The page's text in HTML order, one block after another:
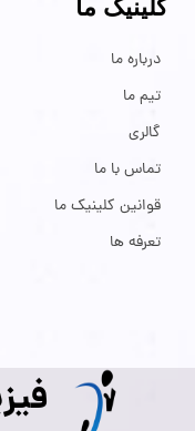
درباره ما
تیم ما
گالری
تماس با ما
قوانین کلینیک ما
تعرفه ها
کلینیک ما